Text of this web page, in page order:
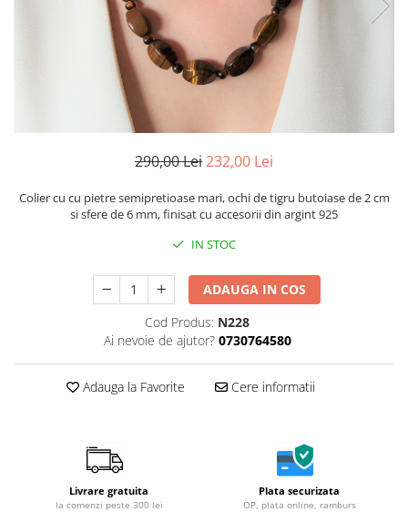
290,00 Lei232,00 Lei
Colier cu cu pietre semipretioase mari, ochi de tigru butoiase de 2 cm
si sfere de 6 mm, finisat cu accesorii din argint 925
IN STOC
ADAUGA IN COS
Cod Produs: N228
Ai nevoie de ajutor? 0730764580
Adauga la Favorite Cere informatii
Livrare gratuita
la comenzi peste 300 lei
Plata securizata
OP, plata online, ramburs